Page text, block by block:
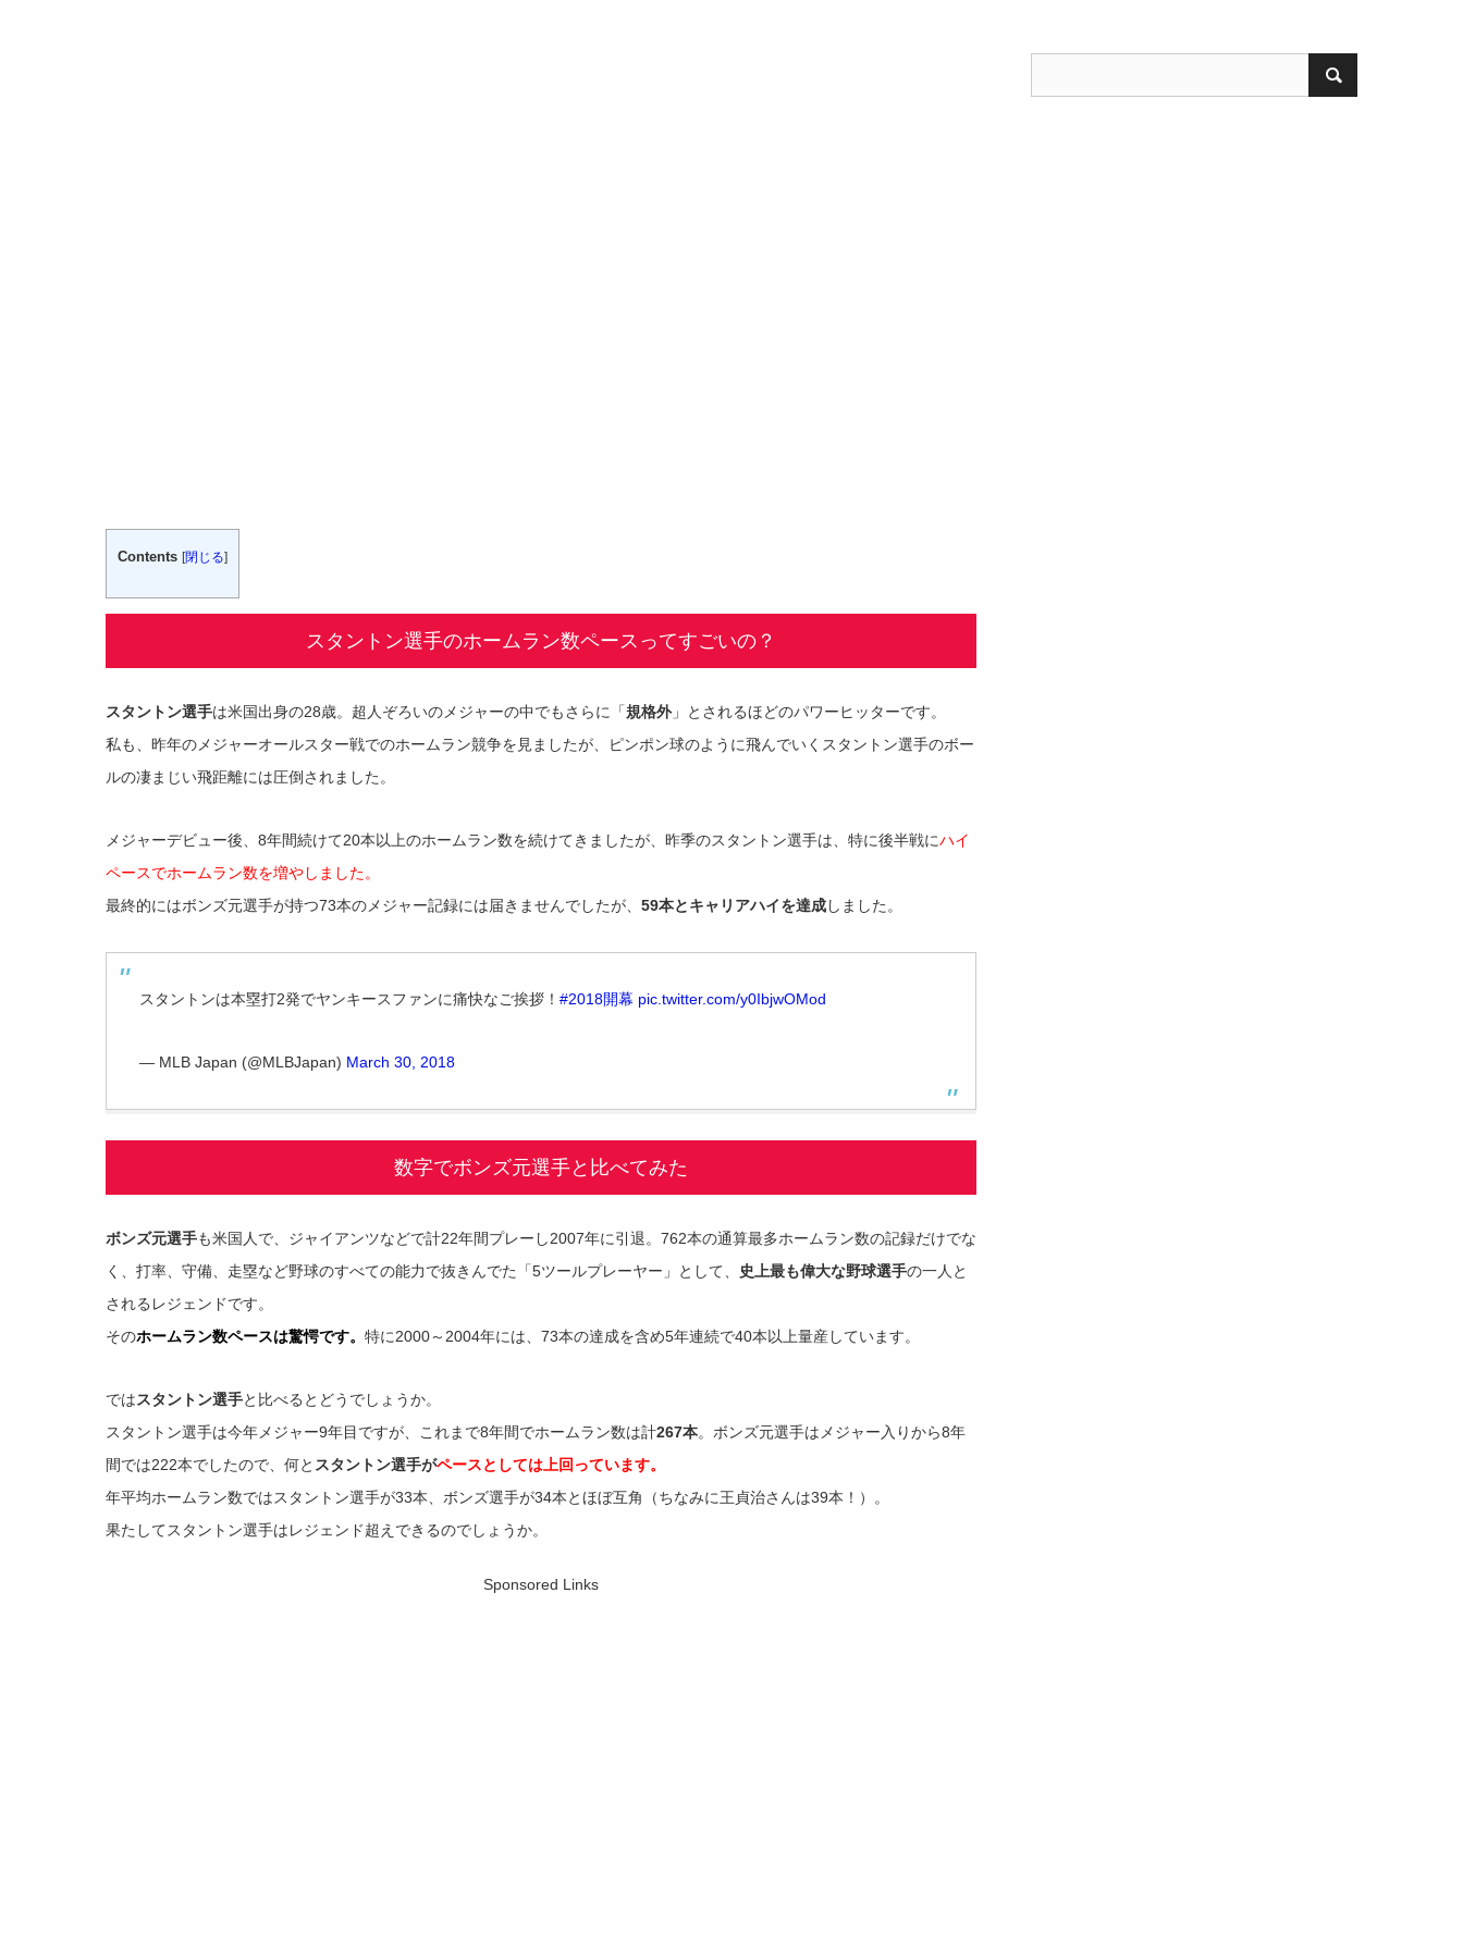
Contents [閉じる]
スタントン選手のホームラン数ペースってすごいの？
スタントン選手は米国出身の28歳。超人ぞろいのメジャーの中でもさらに「規格外」とされるほどのパワーヒッターです。
私も、昨年のメジャーオールスター戦でのホームラン競争を見ましたが、ピンポン球のように飛んでいくスタントン選手のボー
ルの凄まじい飛距離には圧倒されました。
メジャーデビュー後、8年間続けて20本以上のホームラン数を続けてきましたが、昨季のスタントン選手は、特に後半戦にハイ
ペースでホームラン数を増やしました。
最終的にはボンズ元選手が持つ73本のメジャー記録には届きませんでしたが、 59本とキャリアハイを達成しました。
スタントンは本塁打2発でヤンキースファンに痛快なご挨拶！ #2018開幕 pic.twitter.com/y0IbjwOMod
— MLB Japan (@MLBJapan) March 30, 2018
数字でボンズ元選手と比べてみた
ボンズ元選手も米国人で、ジャイアンツなどで計22年間プレーし2007年に引退。762本の通算最多ホームラン数の記録だけでな
く、打率、守備、走塁など野球のすべての能力で抜きんでた「5ツールプレーヤー」として、
史上最も偉大な野球選手の一人と
されるレジェンドです。
そのホームラン数ペースは驚愕です。 特に2000～2004年には、73本の達成を含め5年連続で40本以上量産しています。
ではスタントン選手と比べるとどうでしょうか。
スタントン選手は今年メジャー9年目ですが、これまで8年間でホームラン数は計267本。ボンズ元選手はメジャー入りから8年
間では222本でしたので、何と スタントン選手がペースとしては上回っています。
年平均ホームラン数ではスタントン選手が33本、ボンズ選手が34本とほぼ互角（ちなみに王貞治さんは39本！）。
果たしてスタントン選手はレジェンド超えできるのでしょうか。
Sponsored Links